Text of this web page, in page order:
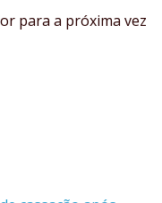
para a próxima vez